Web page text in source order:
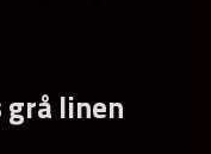
grå linen